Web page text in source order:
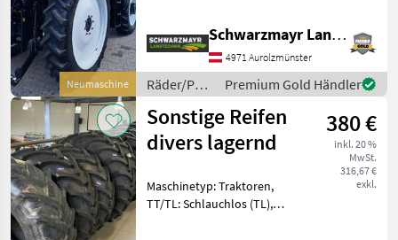
Neumaschine
aus: - 2 Stk. Fixfelgen mit
BKT 270/80R36 TL Agrimax
RT 9
Schwarzmayr Landtechnik GmbH - Aurolzmünster
4971 Aurolzmünster
Räder/Pneu/Felgen
/ BKT
Premium Gold Händler
Sonstige Reifen
divers lagernd
380 €
inkl. 20 %
MwSt.
316,67 €
exkl.
Maschinetyp: Traktoren,
TT/TL: Schlauchlos (TL),